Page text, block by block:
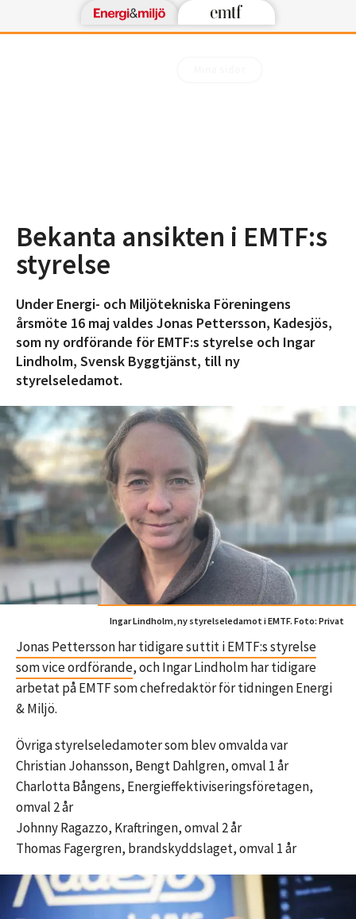
Bekanta ansikten i EMTF:s
styrelse
Under Energi- och Miljötekniska Föreningens
årsmöte 16 maj valdes Jonas Pettersson, Kadesjös,
som ny ordförande för EMTF:s styrelse och Ingar
Lindholm, Svensk Byggtjänst, till ny
styrelseledamot.
Ingar Lindholm, ny styrelseledamot i EMTF. Foto: Privat
Jonas Pettersson har tidigare suttit i EMTF:s styrelse
som vice ordförande, och Ingar Lindholm har tidigare
arbetat på EMTF som chefredaktör för tidningen Energi
& Miljö.
Övriga styrelseledamoter som blev omvalda var
Christian Johansson, Bengt Dahlgren, omval 1 år
Charlotta Bångens, Energieffektiviseringsföretagen,
omval 2 år
Johnny Ragazzo, Kraftringen, omval 2 år
Thomas Fagergren, brandskyddslaget, omval 1 år